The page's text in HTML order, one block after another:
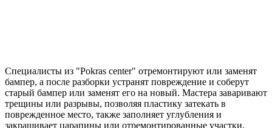
Специалисты из "Pokras center" отремонтируют или заменят
бампер, а после разборки устранят повреждение и соберут
старый бампер или заменят его на новый. Мастера заваривают
трещины или разрывы, позволяя пластику затекать в
поврежденное место, также заполняет углубления и
закрашивает царапины или отремонтированные участки.